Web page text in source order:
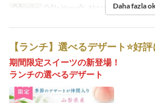
Öğünler Öğle Yemeği, Akşam Yemeği
Daha fazla
【ランチ】選べるデザート⭐好
期間限定スイーツの新登場！
ランチの選べるデザート